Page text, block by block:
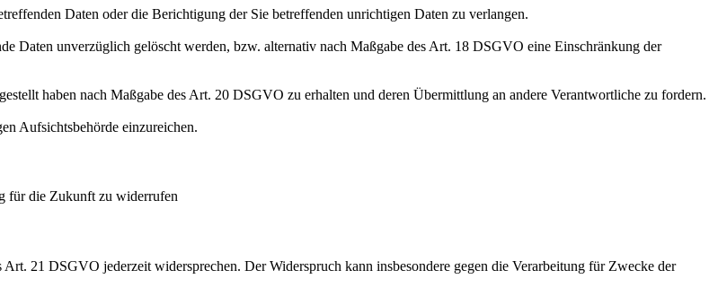
Daten oder die Berichtigung der Sie betreffenden unrichtigen Daten zu verlangen.
Daten unverzüglich gelöscht werden, bzw. alternativ nach Maßgabe des Art. 18 DSGVO eine Einschränkung der
haben nach Maßgabe des Art. 20 DSGVO zu erhalten und deren Übermittlung an andere Verantwortliche zu fordern.
Aufsichtsbehörde einzureichen.
für die Zukunft zu widerrufen
21 DSGVO jederzeit widersprechen. Der Widerspruch kann insbesondere gegen die Verarbeitung für Zwecke der